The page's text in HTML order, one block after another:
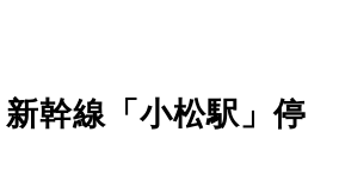
幹線「小松駅」停